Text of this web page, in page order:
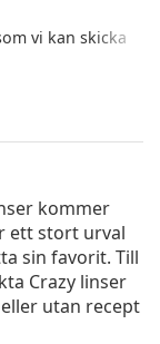
vi kan skicka
kommer
ett stort urval
sin favorit. Till
Crazy linser
utan recept